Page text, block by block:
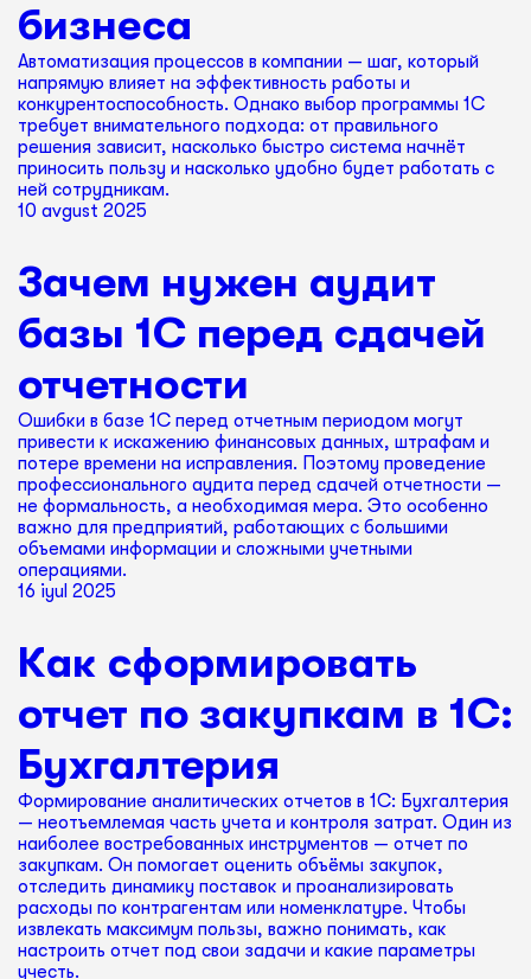
бизнеса
Автоматизация процессов в компании — шаг, который
напрямую влияет на эффективность работы и
конкурентоспособность. Однако выбор программы 1С
требует внимательного подхода: от правильного
решения зависит, насколько быстро система начнёт
приносить пользу и насколько удобно будет работать с
ней сотрудникам.
10 avgust 2025
Зачем нужен аудит
базы 1С перед сдачей
отчетности
Ошибки в базе 1С перед отчетным периодом могут
привести к искажению финансовых данных, штрафам и
потере времени на исправления. Поэтому проведение
профессионального аудита перед сдачей отчетности —
не формальность, а необходимая мера. Это особенно
важно для предприятий, работающих с большими
объемами информации и сложными учетными
операциями.
16 iyul 2025
Как сформировать
отчет по закупкам в 1С:
Бухгалтерия
Формирование аналитических отчетов в 1С: Бухгалтерия
— неотъемлемая часть учета и контроля затрат. Один из
наиболее востребованных инструментов — отчет по
закупкам. Он помогает оценить объёмы закупок,
отследить динамику поставок и проанализировать
расходы по контрагентам или номенклатуре. Чтобы
извлекать максимум пользы, важно понимать, как
настроить отчет под свои задачи и какие параметры
учесть.